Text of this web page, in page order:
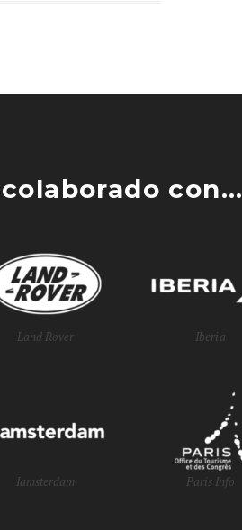
con...
Land Rover Iberia
Iamsterdam Paris Info